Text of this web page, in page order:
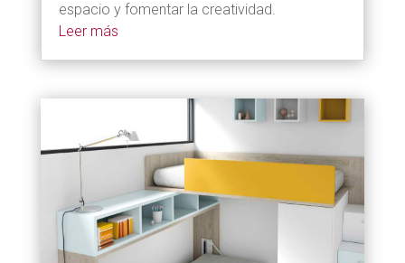
espacio y fomentar la creatividad.
Leer más